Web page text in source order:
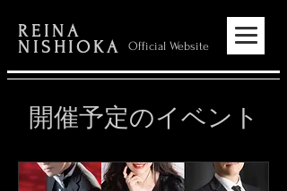
REINA
NISHIOKA
Official Website
開催予定のイベント